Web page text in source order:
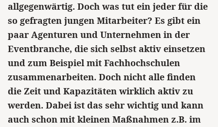
allgegenwärtig. Doch was tut ein jeder für die
so gefragten jungen Mitarbeiter? Es gibt ein
paar Agenturen und Unternehmen in der
Eventbranche, die sich selbst aktiv einsetzen
und zum Beispiel mit Fachhochschulen
zusammenarbeiten. Doch nicht alle finden
die Zeit und Kapazitäten wirklich aktiv zu
werden. Dabei ist das sehr wichtig und kann
auch schon mit kleinen Maßnahmen z.B. im